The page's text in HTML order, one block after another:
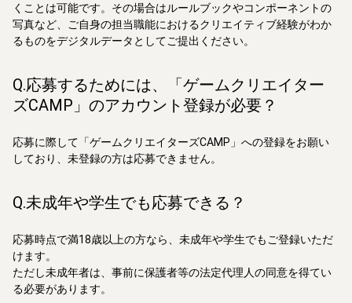
くことは可能です。その場合はルールブックやコンポーネントの
写真など、ご自身の担当職能におけるクリエイティブ経験がわか
るものをデジタルデータとしてご提出ください。
Q.応募するためには、「ゲームクリエイター
ズCAMP」のアカウント登録が必要？
応募に際して「ゲームクリエイターズCAMP」への登録をお願い
しており、未登録の方は応募できません。
Q.未成年や学生でも応募できる？
応募時点で満18歳以上の方なら、未成年や学生でもご登録いただ
けます。
ただし未成年者は、事前に保護者等の法定代理人の同意を得てい
る必要があります。